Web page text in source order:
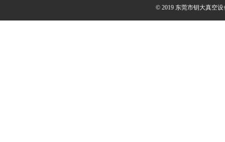
© 2019 东莞市钥大真空